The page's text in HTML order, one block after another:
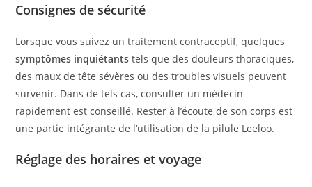
Consignes de sécurité
Lorsque vous suivez un traitement contraceptif, quelques
symptômes inquiétants tels que des douleurs thoraciques,
des maux de tête sévères ou des troubles visuels peuvent
survenir. Dans de tels cas, consulter un médecin
rapidement est conseillé. Rester à l’écoute de son corps est
une partie intégrante de l’utilisation de la pilule Leeloo.
Réglage des horaires et voyage